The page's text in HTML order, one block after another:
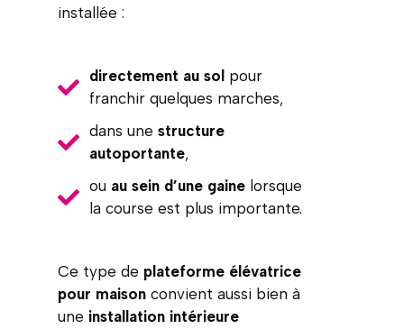
installée :
directement au sol pour
franchir quelques marches,
dans une structure
autoportante,
ou au sein d’une gainelorsque
la course est plus importante.
Ce type de plateforme élévatrice
pour maisonconvient aussi bien à
une installation intérieure